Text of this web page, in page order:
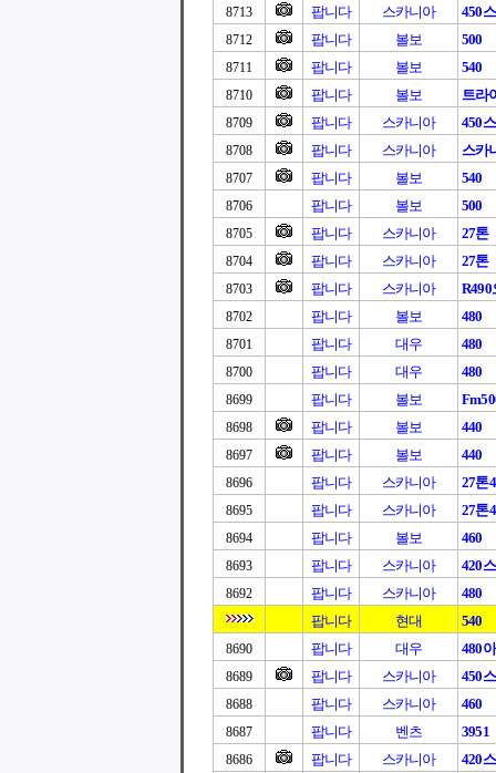
8713
팝니다 스카니아 450
8712 팝니다 볼보 500
8711 팝니다 볼보 540
8710 팝니다 볼보 트라
8709 팝니다 스카니아 450
8708 팝니다 스카니아 스카
8707 팝니다 볼보 540
8706 팝니다 볼보 500
8705 팝니다 스카니아 27톤
8704 팝니다 스카니아 27톤
8703 팝니다 스카니아 R490
8702 팝니다 볼보 480
8701 팝니다 대우 480
8700 팝니다 대우 480
8699 팝니다 볼보
8698 팝니다 볼보 440
8697 팝니다 볼보 440
8696 팝니다 스카니아 27톤
8695 팝니다 스카니아 27톤
8694 팝니다 볼보 460
8693 팝니다 스카니아 420
8692 팝니다 스카니아
480
팝니다
현대 540
8690 팝니다 대우 480
8689 팝니다 스카니아 450
8688 팝니다 스카니아 460
8687 팝니다 벤츠 3951
8686 팝니다 스카니아 420